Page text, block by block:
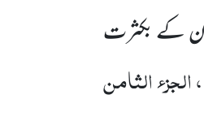
کے بکثرت
، الجزء الثامن